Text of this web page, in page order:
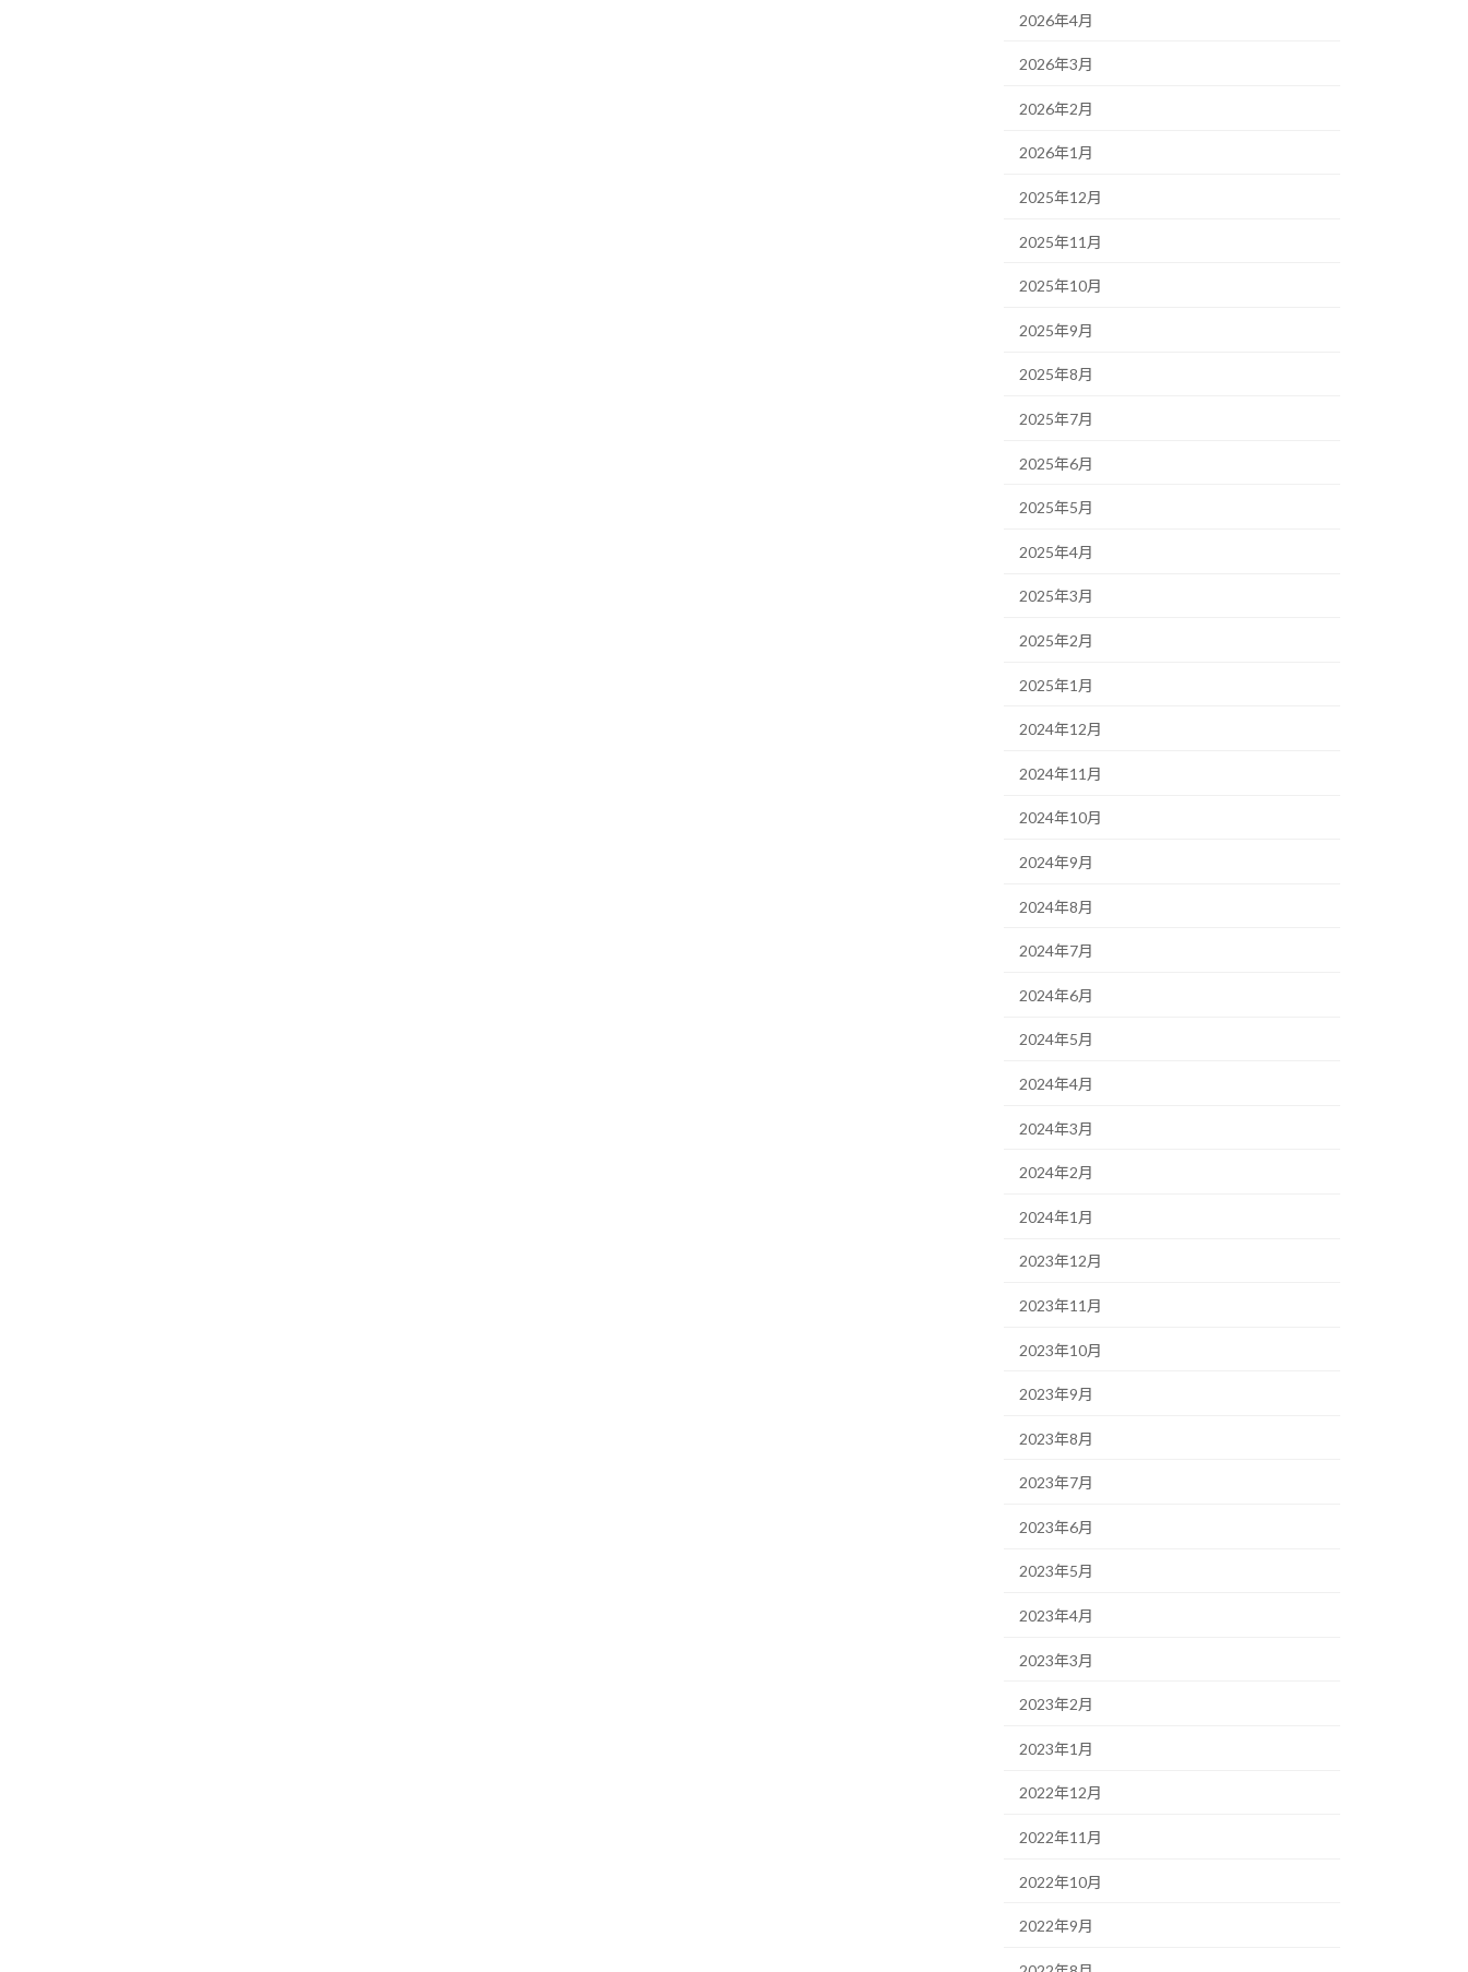
2026年4月
2026年3月
2026年2月
2026年1月
2025年12月
2025年11月
2025年10月
2025年9月
2025年8月
2025年7月
2025年6月
2025年5月
2025年4月
2025年3月
2025年2月
2025年1月
2024年12月
2024年11月
2024年10月
2024年9月
2024年8月
2024年7月
2024年6月
2024年5月
2024年4月
2024年3月
2024年2月
2024年1月
2023年12月
2023年11月
2023年10月
2023年9月
2023年8月
2023年7月
2023年6月
2023年5月
2023年4月
2023年3月
2023年2月
2023年1月
2022年12月
2022年11月
2022年10月
2022年9月